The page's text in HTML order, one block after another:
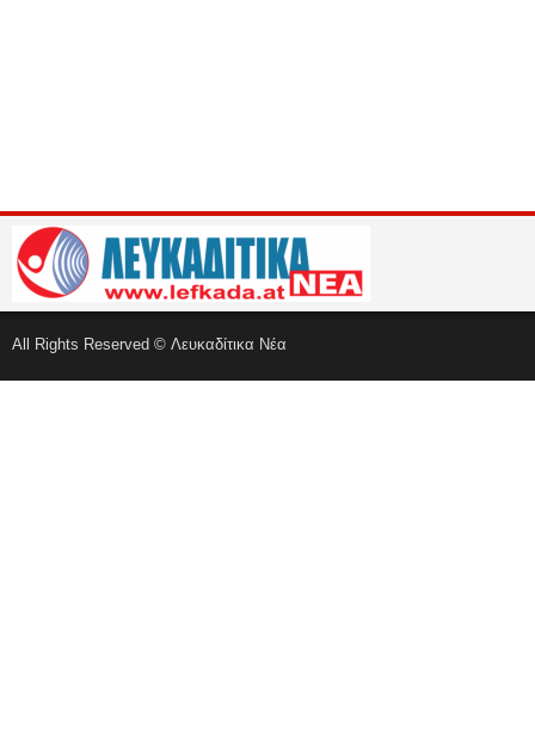
All Rights Reserved © Λευκαδίτικα Νέα